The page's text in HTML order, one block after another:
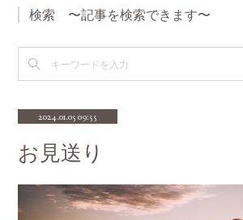
検索 〜記事を検索できます〜
2024.01.05 09:55
お見送り